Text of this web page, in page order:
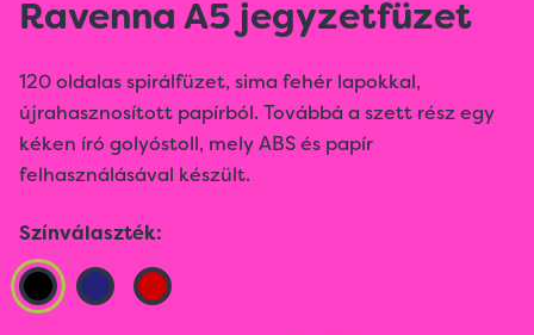
Ravenna A5 jegyzetfüzet
120 oldalas spirálfüzet, sima fehér lapokkal,
újrahasznosított papírból. Továbbá a szett rész egy
kéken író golyóstoll, mely ABS és papír
felhasználásával készült.
Színválaszték: